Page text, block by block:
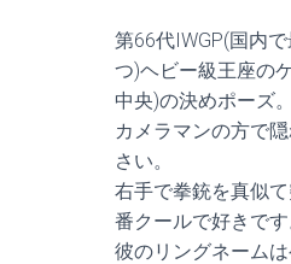
第66代IWGP(国内
つ)ヘビー級王座の
中央)の決めポーズ。
カメラマンの方で
さい。
右手で拳銃を真似
番クールで好きです
彼のリングネーム